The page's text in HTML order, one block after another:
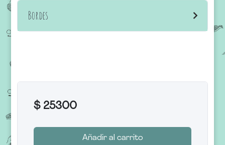
Bordes
$25300
Añadir al carrito